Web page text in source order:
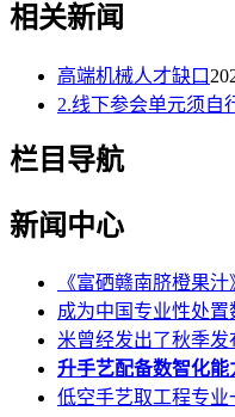
相关新闻
高端机械人才缺口
2.线下参会单元须自
栏目导航
新闻中心
《富硒赣南脐橙果
成为中国专业性处置
米曾经发出了秋季发
升手艺配备数智化能
低空手艺取工程专业